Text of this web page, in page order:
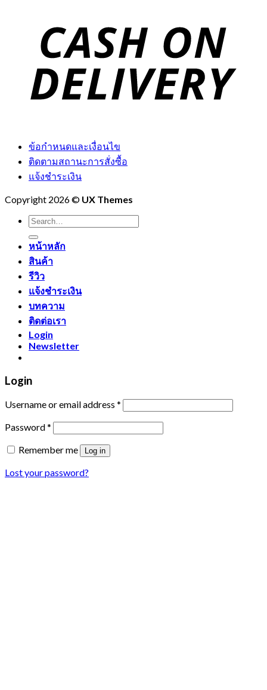
ข้อกำหนดและเงื่อนไข
ติดตามสถานะการสั่งซื้อ
แจ้งชำระเงิน
Copyright 2026 © UX Themes
Search
for:
หน้าหลัก
สินค้า
รีวิว
แจ้งชำระเงิน
บทความ
ติดต่อเรา
Login
Newsletter
Login
Username or email address *
Password*
Remember me
Log in
Lost your password?